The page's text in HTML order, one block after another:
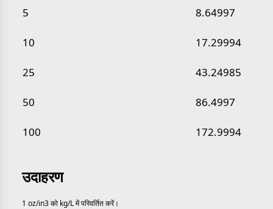
5 8.64997
10 17.29994
25 43.24985
50 86.4997
100 172.9994
उदाहरण
1 oz/in3 को kg/L में परिवर्तित करें।